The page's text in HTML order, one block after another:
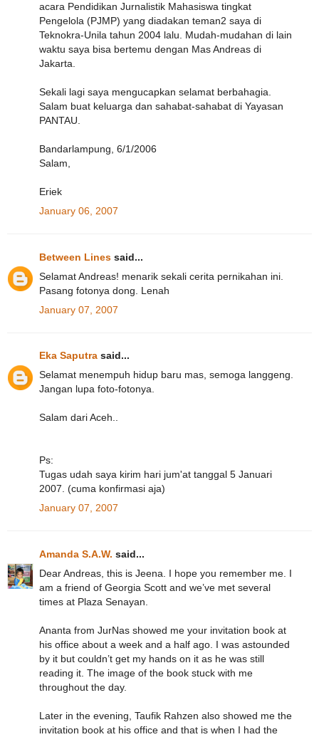
acara Pendidikan Jurnalistik Mahasiswa tingkat
Pengelola (PJMP) yang diadakan teman2 saya di
Teknokra-Unila tahun 2004 lalu. Mudah-mudahan di lain
waktu saya bisa bertemu dengan Mas Andreas di
Jakarta.
Sekali lagi saya mengucapkan selamat berbahagia.
Salam buat keluarga dan sahabat-sahabat di Yayasan
PANTAU.
Bandarlampung, 6/1/2006
Salam,
Eriek
January 06, 2007
Between Lines said...
Selamat Andreas! menarik sekali cerita pernikahan ini.
Pasang fotonya dong. Lenah
January 07, 2007
Eka Saputra said...
Selamat menempuh hidup baru mas, semoga langgeng.
Jangan lupa foto-fotonya.
Salam dari Aceh..
Ps:
Tugas udah saya kirim hari jum'at tanggal 5 Januari
2007. (cuma konfirmasi aja)
January 07, 2007
Amanda S.A.W. said...
Dear Andreas, this is Jeena. I hope you remember me. I
am a friend of Georgia Scott and we’ve met several
times at Plaza Senayan.
Ananta from JurNas showed me your invitation book at
his office about a week and a half ago. I was astounded
by it but couldn’t get my hands on it as he was still
reading it. The image of the book stuck with me
throughout the day.
Later in the evening, Taufik Rahzen also showed me the
invitation book at his office and that is when I had the